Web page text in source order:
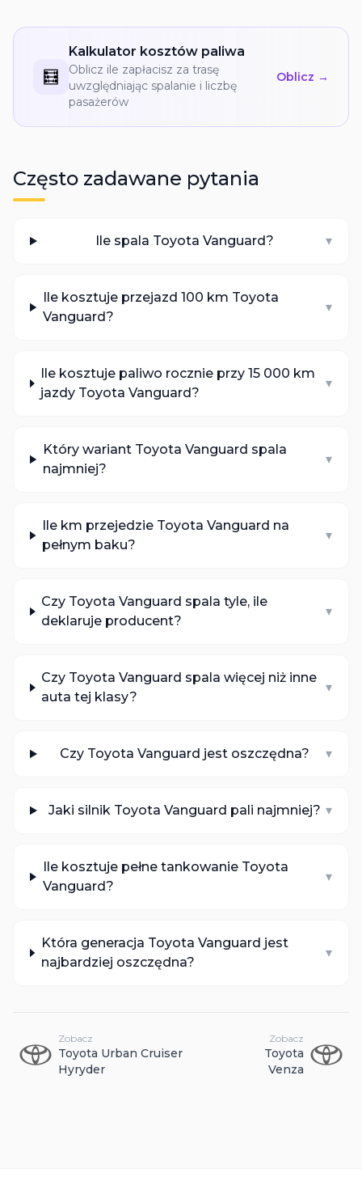
🧮
Kalkulator kosztów paliwa
Oblicz ile zapłacisz za trasę
uwzględniając spalanie i liczbę
pasażerów
Oblicz →
Często zadawane pytania
Ile spala Toyota Vanguard? ▾
Ile kosztuje przejazd 100 km Toyota
Vanguard?
▾
Ile kosztuje paliwo rocznie przy 15 000 km
jazdy Toyota Vanguard?
▾
Który wariant Toyota Vanguard spala
najmniej?
▾
Ile km przejedzie Toyota Vanguard na
pełnym baku?
▾
Czy Toyota Vanguard spala tyle, ile
deklaruje producent?
▾
Czy Toyota Vanguard spala więcej niż inne
auta tej klasy?
▾
Czy Toyota Vanguard jest oszczędna? ▾
Jaki silnik Toyota Vanguard pali najmniej? ▾
Ile kosztuje pełne tankowanie Toyota
Vanguard?
▾
Która generacja Toyota Vanguard jest
najbardziej oszczędna?
▾
Zobacz
Toyota Urban Cruiser
Hyryder
Zobacz
Toyota
Venza